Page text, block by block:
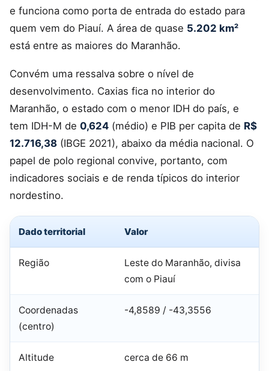
e funciona como porta de entrada do estado para
quem vem do Piauí. A área de quase 5.202 km²
está entre as maiores do Maranhão.
Convém uma ressalva sobre o nível de
desenvolvimento. Caxias fica no interior do
Maranhão, o estado com o menor IDH do país, e
tem IDH-M de 0,624 (médio) e PIB per capita de R$
12.716,38 (IBGE 2021), abaixo da média nacional. O
papel de polo regional convive, portanto, com
indicadores sociais e de renda típicos do interior
nordestino.
Dado territorial Valor
Região
Leste do Maranhão, divisa
com o Piauí
Coordenadas
(centro)
-4,8589 / -43,3556
Altitude cerca de 66 m